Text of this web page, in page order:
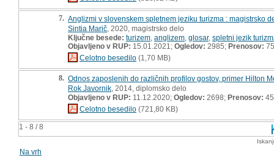
1 - 8 / 8
7. Anglizmi v slovenskem spletnem jeziku turizma : magistrsko
Sintia Marič , 2020, magistrsko delo
Ključne besede: turizem anglizem glosar, spletni jezik
Objavljeno v RUP: 15.01.2021; Ogledov: 2985; Prenosov: 75
Celotno besedilo (1,70 MB)
8. Odnos zaposlenih do različnih profilov gostov, primer Hilton
Rok Javornik , 2014, diplomsko delo
Objavljeno v RUP: 11.12.2020; Ogledov: 2698; Prenosov: 45
Celotno besedilo (721,80 KB)
Na vrh